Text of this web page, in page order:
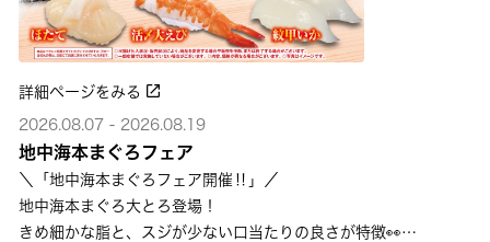
詳細ページをみる
2026.08.07 - 2026.08.19
地中海本まぐろフェア
＼「地中海本まぐろフェア開催‼」／
地中海本まぐろ大とろ登場！
きめ細かな脂と、スジが少ない口当たりの良さが特徴👀